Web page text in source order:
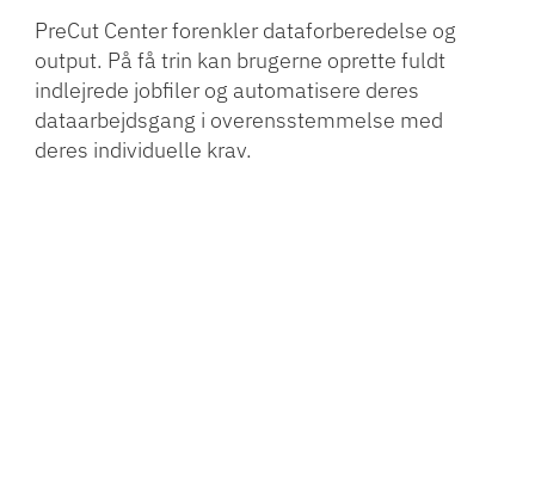
PreCut Center forenkler dataforberedelse og
output. På få trin kan brugerne oprette fuldt
indlejrede jobfiler og automatisere deres
dataarbejdsgang i overensstemmelse med
deres individuelle krav.